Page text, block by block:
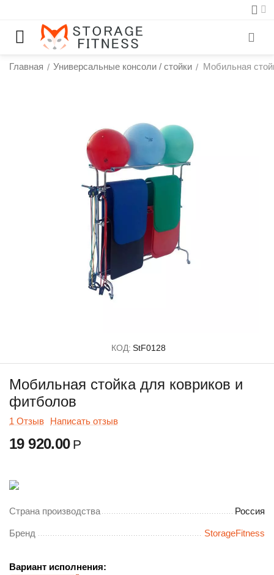
Главная / Универсальные консоли / стойки / Мобильная
КОД: StF0128
Мобильная стойка для ковриков и
фитболов
1 Отзыв Написать отзыв
19 920.00 Р
Страна производства Россия
Бренд StorageFitness
Вариант исполнения: